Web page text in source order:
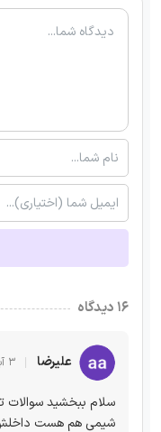
۱۶ دیدگاه
علیرضا ۳ آبان ۱۴۰۴
سلام ببخشید
شیمی هم هست